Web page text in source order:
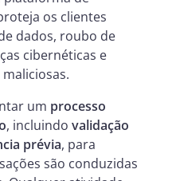
os clientes
dados, roubo de
cibernéticas e
um processo
, incluindo validação
prévia, para
são conduzidas